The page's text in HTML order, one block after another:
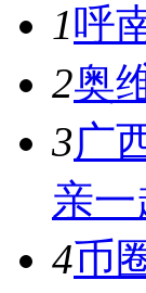
1呼
2奥
3广
亲
4币